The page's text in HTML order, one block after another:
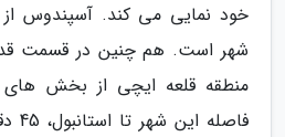
خود نمایی می کند. آسپندوس
شهر است. هم چنین در قسمت
منطقه قلعه ایچی از بخش